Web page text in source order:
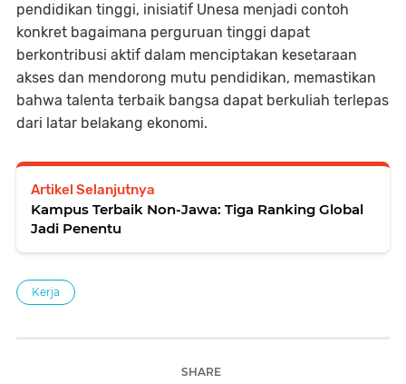
pendidikan tinggi, inisiatif Unesa menjadi contoh
konkret bagaimana perguruan tinggi dapat
berkontribusi aktif dalam menciptakan kesetaraan
akses dan mendorong mutu pendidikan, memastikan
bahwa talenta terbaik bangsa dapat berkuliah terlepas
dari latar belakang ekonomi.
Artikel Selanjutnya
Kampus Terbaik Non-Jawa: Tiga Ranking Global
Jadi Penentu
Kerja
SHARE